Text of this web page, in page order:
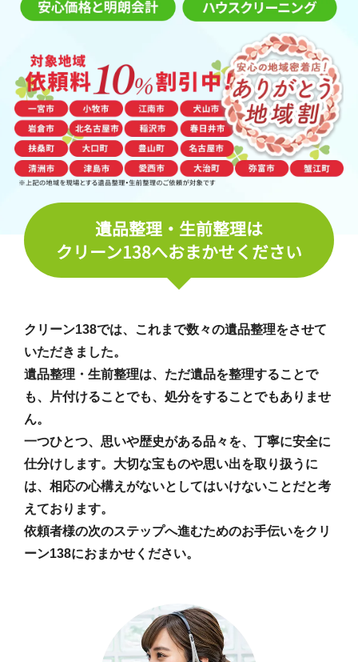
遺品整理・生前整理は
クリーン138へおまかせください
クリーン138では、これまで数々の遺品整理をさせて
いただきました。
遺品整理・生前整理は、ただ遺品を整理することで
も、片付けることでも、処分をすることでもありませ
ん。
一つひとつ、思いや歴史がある品々を、丁寧に安全に
仕分けします。大切な宝ものや思い出を取り扱うに
は、相応の心構えがないとしてはいけないことだと考
えております。
依頼者様の次のステップへ進むためのお手伝いをクリ
ーン138におまかせください。